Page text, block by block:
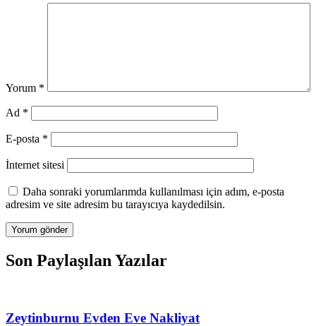
Yorum *
Ad *
E-posta *
İnternet sitesi
Daha sonraki yorumlarımda kullanılması için adım, e-posta
adresim ve site adresim bu tarayıcıya kaydedilsin.
Son Paylaşılan Yazılar
Zeytinburnu Evden Eve Nakliyat